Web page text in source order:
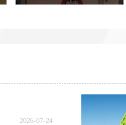
2026-07-24